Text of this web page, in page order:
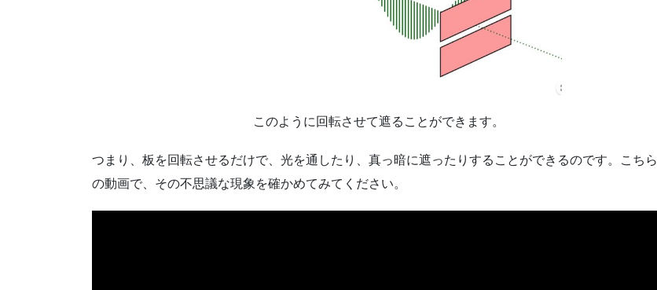
このように回転させて遮ることができます。
つまり、板を回転させるだけで、光を通したり、真っ暗に遮ったりすることができるのです。こちら
の動画で、その不思議な現象を確かめてみてください。